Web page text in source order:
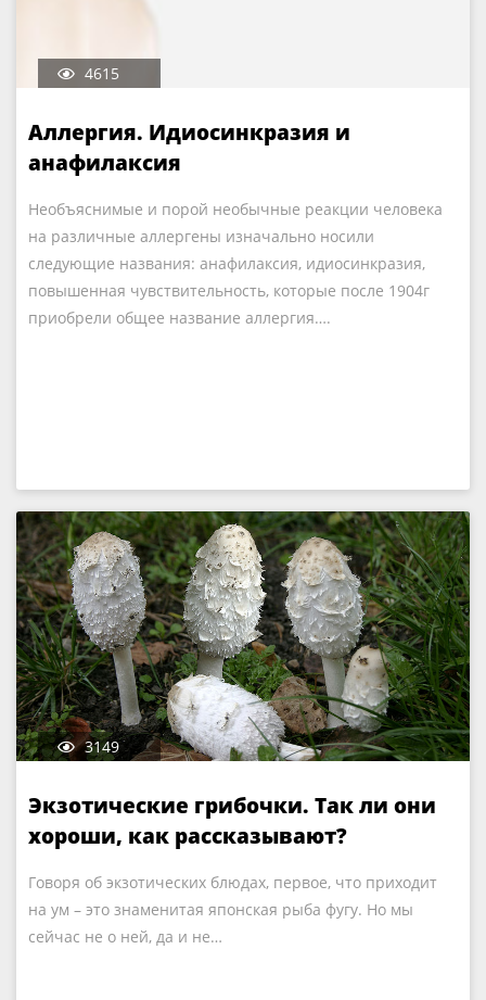
4615
Аллергия. Идиосинкразия и
анафилаксия
Необъяснимые и порой необычные реакции человека
на различные аллергены изначально носили
следующие названия: анафилаксия, идиосинкразия,
повышенная чувствительность, которые после 1904г
приобрели общее название аллергия….
3149
Экзотические грибочки. Так ли они
хороши, как рассказывают?
Говоря об экзотических блюдах, первое, что приходит
на ум – это знаменитая японская рыба фугу. Но мы
сейчас не о ней, да и не…